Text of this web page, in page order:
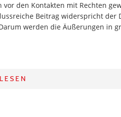
den Kontakten mit Rechten
Beitrag widerspricht der
werden die Äußerungen in